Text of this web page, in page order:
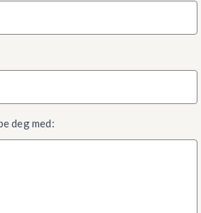
deg med: